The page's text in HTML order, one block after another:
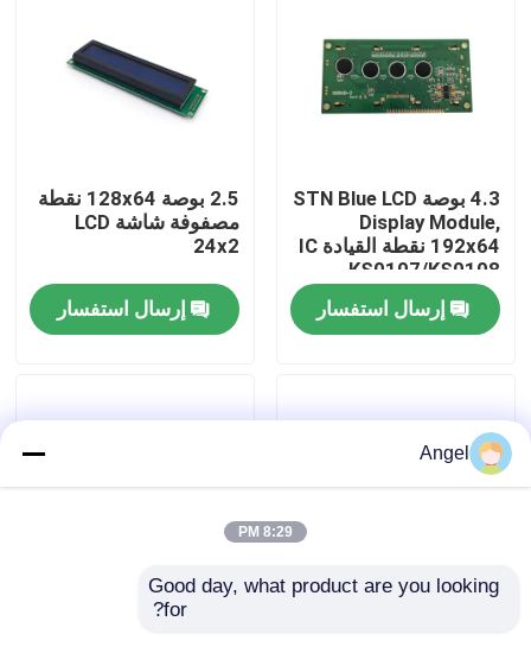
منتجات
أشرطة فيديو
عرض الواقع الافتراضي
معلومات عنا
جولة في المعمل
رقابة جودة
اتصل بنا
4.3 بوصة STN Blue LCD
Display Module,
192x64 نقطة القيادة IC
KS0107/KS0108
إرسال استفسار
2.5 بوصة 128x64 نقطة
مصفوفة شاشة LCD
24x2
إرسال استفسار
3.5 بوصة FSTN / STN
Angel
8:29 PM
Good day, what product are you looking
for?